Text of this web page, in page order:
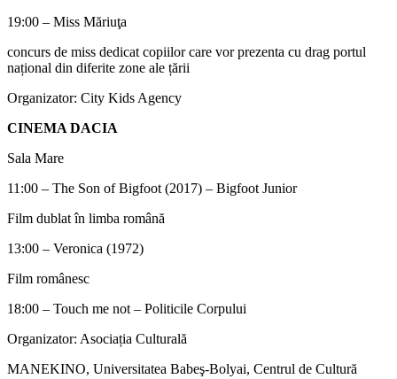
19:00 – Miss Măriuţa
concurs de miss dedicat copiilor care vor prezenta cu drag portul
național din diferite zone ale țării
Organizator: City Kids Agency
CINEMA DACIA
Sala Mare
11:00 – The Son of Bigfoot (2017) – Bigfoot Junior
Film dublat în limba română
13:00 – Veronica (1972)
Film românesc
18:00 – Touch me not – Politicile Corpului
Organizator: Asociația Culturală
MANEKINO, Universitatea Babeş-Bolyai, Centrul de Cultură